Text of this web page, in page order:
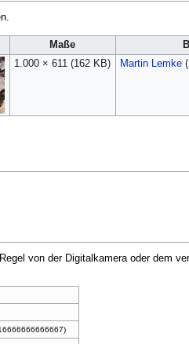
Maße
1.000 × 611 (162 KB) Martin Lemke (
von der Digitalkamera oder dem